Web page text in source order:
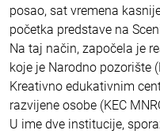
posao, sat vremena
početka predstave na
Na taj način, započela je
koje je Narodno pozorište
Kreativno edukativnim
razvijene osobe (KEC
U ime dve institucije,